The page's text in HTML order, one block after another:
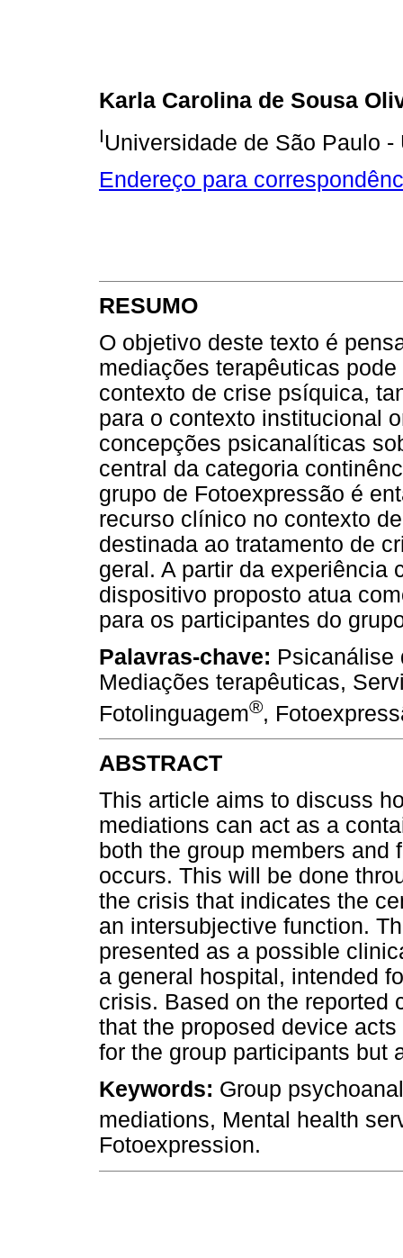
Karla Carolina de Sousa
IUniversidade de São Paulo -
Endereço para
RESUMO
O objetivo deste texto é
mediações terapêuticas
contexto de crise psíquica,
para o contexto institucional
concepções psicanalíticas
central da categoria
grupo de Fotoexpressão é
recurso clínico no contexto
destinada ao tratamento de
geral. A partir da experiência
dispositivo proposto atua
para os participantes do
Palavras-chave: Psicanálise
Mediações terapêuticas,
Fotolinguagem®,
ABSTRACT
This article aims to discuss
mediations can act as a
both the group members and
occurs. This will be done
the crisis that indicates the
an intersubjective function.
presented as a possible
a general hospital, intended
crisis. Based on the reported
that the proposed device
for the group participants but
Keywords: Group
mediations, Mental health
Fotoexpression.